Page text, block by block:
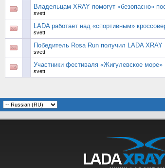
Владельцам XRAY помогут «безопасно»
svett
LADA работает над «спортивным»
svett
Победитель Rosa Run получил LADA XRAY
svett
Участники фестиваля «Жигулевское
svett